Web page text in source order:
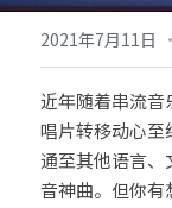
桃知みな
谷本贵义
EIGHT
26時の
2021年7月11日 ·
近年随着串流音
唱片转移动心至
通至其他语言、
音神曲。但你有